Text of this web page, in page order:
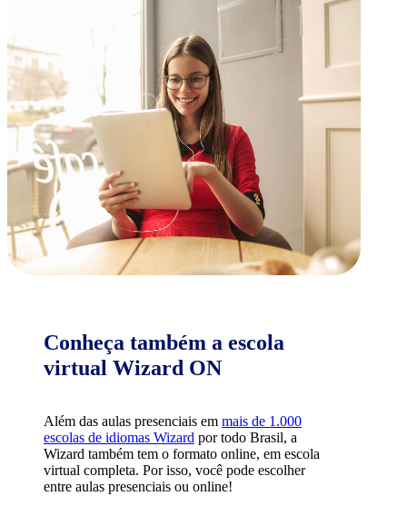
Conheça também a escola
virtual Wizard ON
Além das aulas presenciais em mais de 1.000
escolas de idiomas Wizard por todo Brasil, a
Wizard também tem o formato online, em escola
virtual completa. Por isso, você pode escolher
entre aulas presenciais ou online!